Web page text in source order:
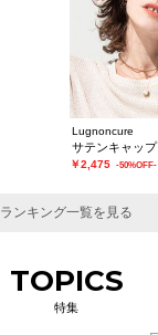
Lugnoncure
￥2,475 -50%OFF-
ランキング一覧を見る
TOPICS
特集